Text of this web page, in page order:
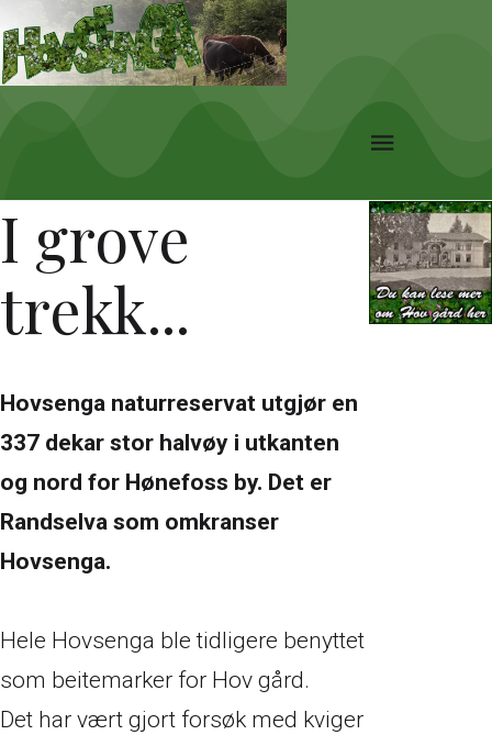
I grove
trekk...
Hovsenga naturreservat utgjør en
337 dekar stor halvøy i utkanten
og nord for Hønefoss by. Det er
Randselva som omkranser
Hovsenga.
Hele Hovsenga ble tidligere benyttet
som beitemarker for Hov gård.
Det har vært gjort forsøk med kviger